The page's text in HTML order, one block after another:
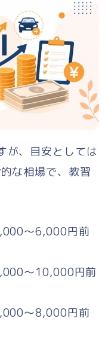
が、目安としては
な相場で、教習
〜6,000円前
〜10,000円前
〜8,000円前